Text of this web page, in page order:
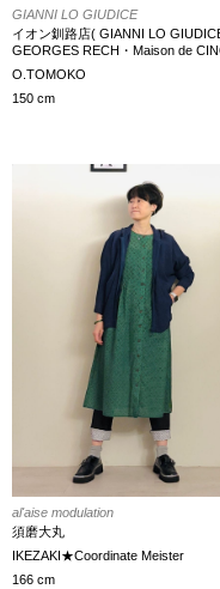
GIANNI LO GIUDICE
イオン釧路店( GIANNI LO
GEORGES RECH・Maison de
O.TOMOKO
150 cm
al'aise modulation
須磨大丸
IKEZAKI★Coordinate Meister
166 cm